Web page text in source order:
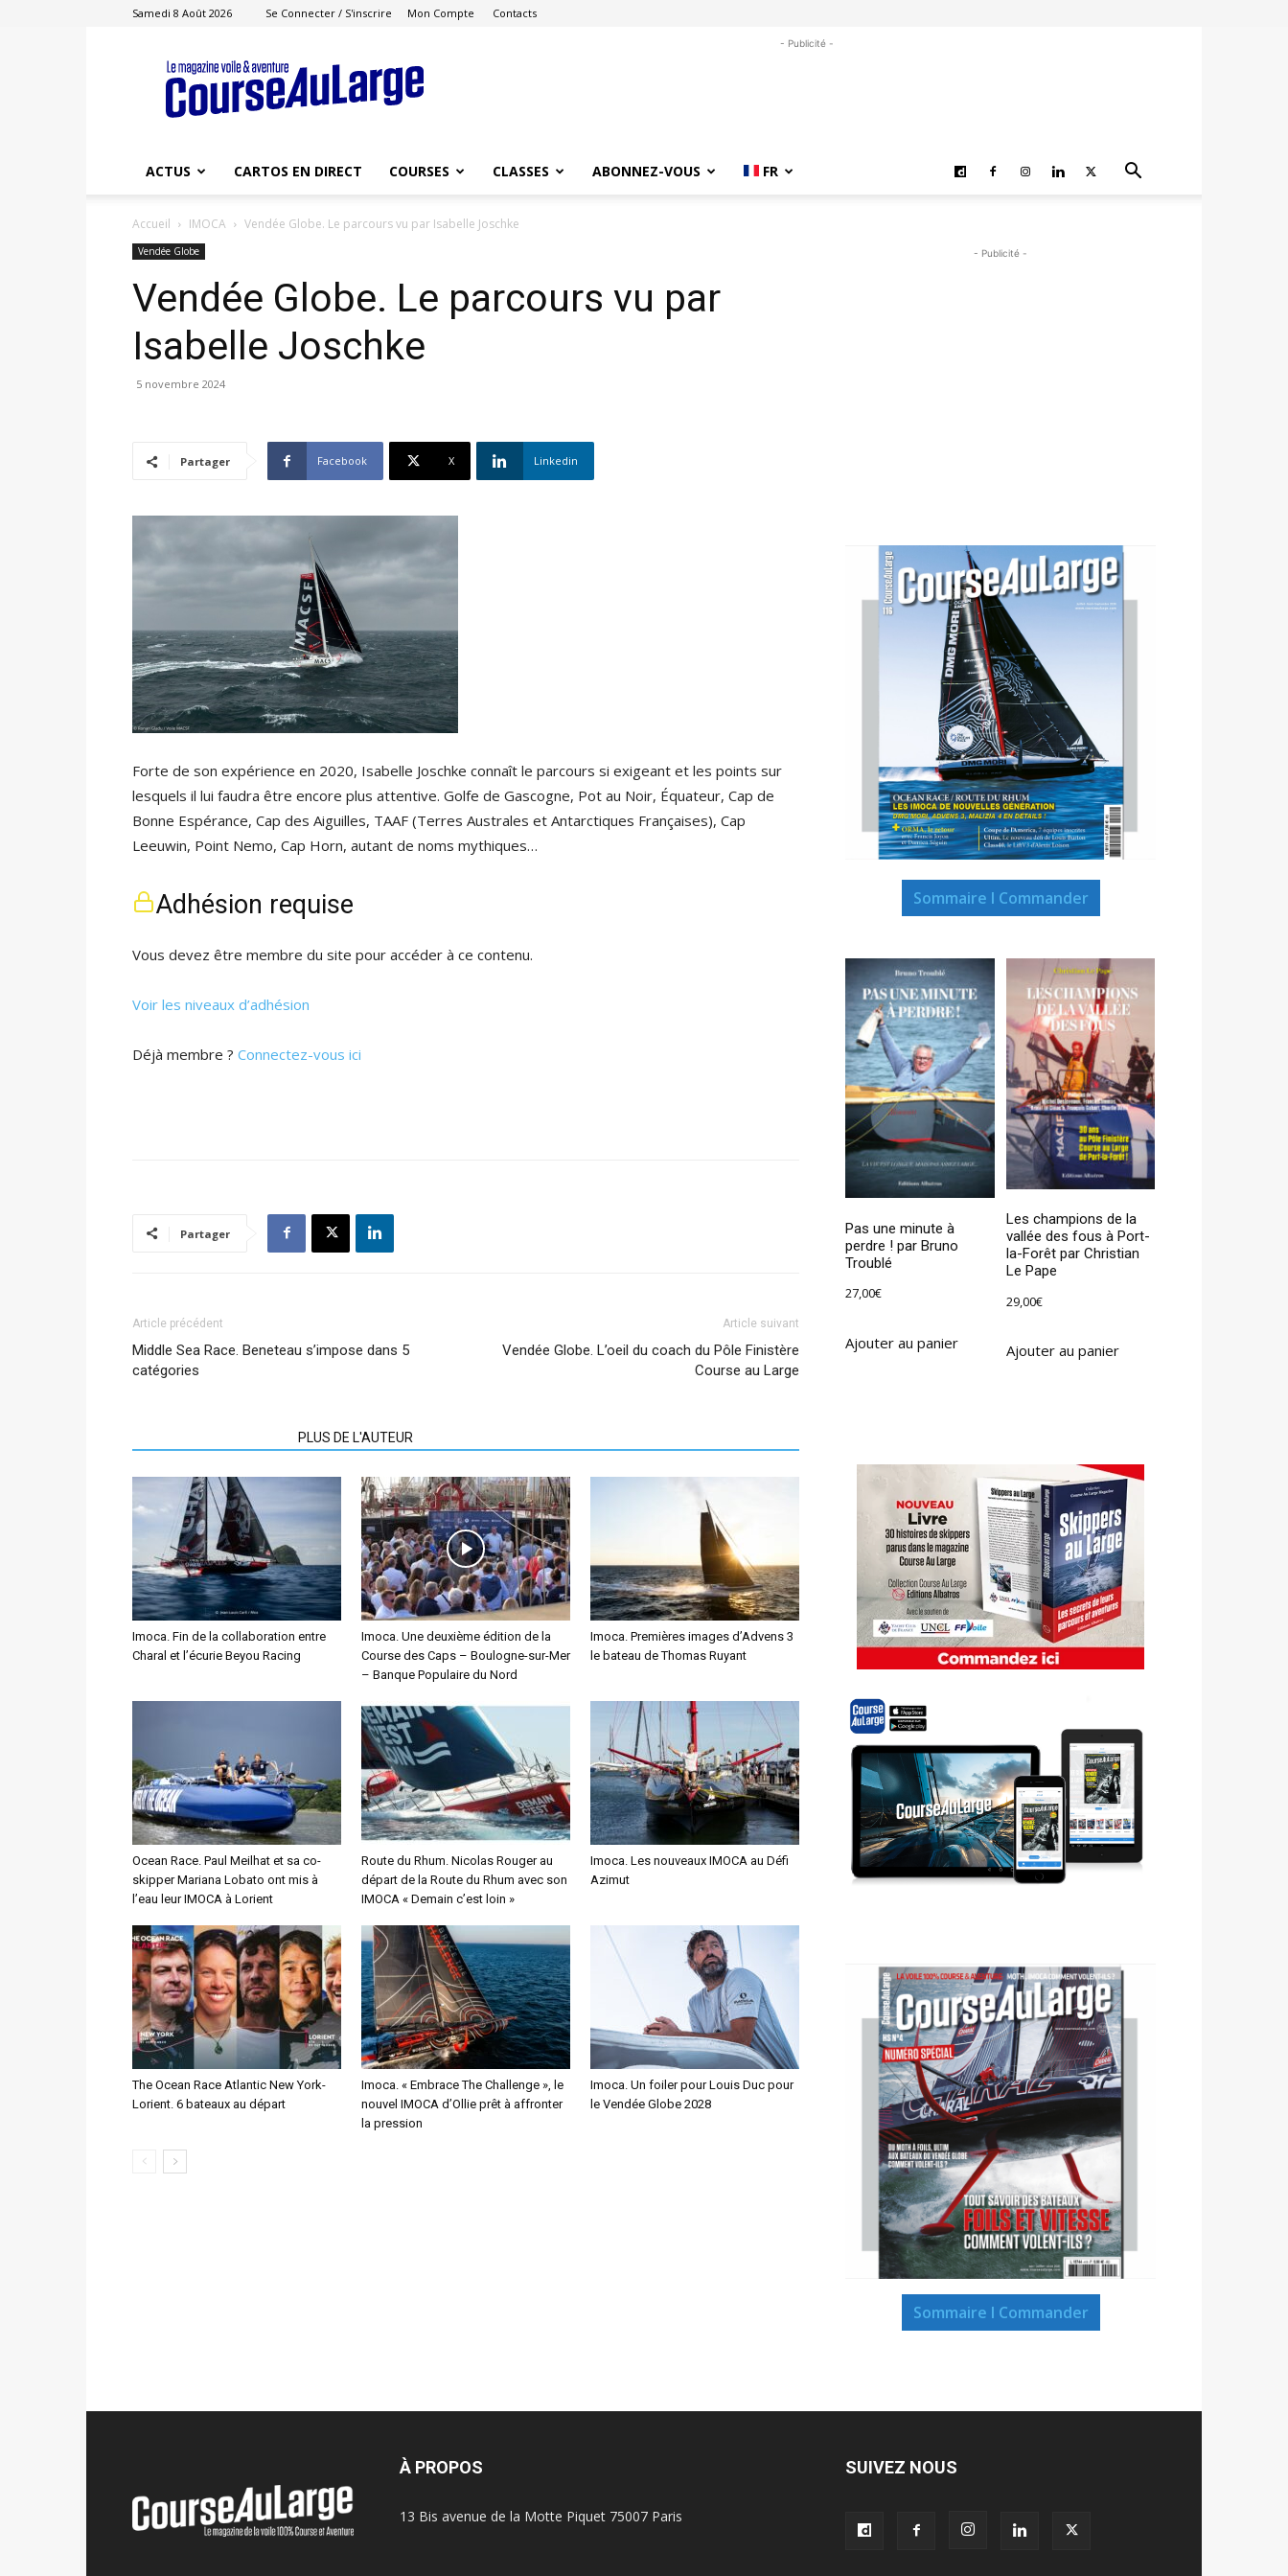
Samedi 8 Août 2026 Se Connecter / S'inscrire Mon Compte Contacts
Course
au
Large
- Publicité -
ACTUS CARTOS EN DIRECT COURSES CLASSES ABONNEZ-VOUS FR
Accueil IMOCA Vendée Globe. Le parcours vu par Isabelle Joschke
Vendée Globe
Vendée Globe. Le parcours vu par
Isabelle Joschke
5 novembre 2024
Partager Facebook X Linkedin
Forte de son expérience en 2020, Isabelle Joschke connaît le parcours si exigeant et les points sur
lesquels il lui faudra être encore plus attentive. Golfe de Gascogne, Pot au Noir, Équateur, Cap de
Bonne Espérance, Cap des Aiguilles, TAAF (Terres Australes et Antarctiques Françaises), Cap
Leeuwin, Point Nemo, Cap Horn, autant de noms mythiques…
Adhésion requise
Vous devez être membre du site pour accéder à ce contenu.
Voir les niveaux d’adhésion
Déjà membre ? Connectez-vous ici
Partager
Article précédent
Middle Sea Race. Beneteau s’impose dans 5
catégories
Article suivant
Vendée Globe. L’oeil du coach du Pôle Finistère
Course au Large
PLUS DE L'AUTEUR
Imoca. Fin de la collaboration entre
Charal et l’écurie Beyou Racing
Imoca. Une deuxième édition de la
Course des Caps – Boulogne-sur-Mer
– Banque Populaire du Nord
Imoca. Premières images d’Advens 3
le bateau de Thomas Ruyant
Ocean Race. Paul Meilhat et sa co-
skipper Mariana Lobato ont mis à
l’eau leur IMOCA à Lorient
Route du Rhum. Nicolas Rouger au
départ de la Route du Rhum avec son
IMOCA « Demain c’est loin »
Imoca. Les nouveaux IMOCA au Défi
Azimut
The Ocean Race Atlantic New York-
Lorient. 6 bateaux au départ
Imoca. « Embrace The Challenge », le
nouvel IMOCA d’Ollie prêt à affronter
la pression
Imoca. Un foiler pour Louis Duc pour
le Vendée Globe 2028
- Publicité -
Sommaire I Commander
Pas une minute à
perdre ! par Bruno
Troublé
27,00€
Ajouter au panier
Les champions de la
vallée des fous à Port-
la-Forêt par Christian
Le Pape
29,00€
Ajouter au panier
Sommaire I Commander
À PROPOS
13 Bis avenue de la Motte Piquet 75007 Paris
SUIVEZ NOUS